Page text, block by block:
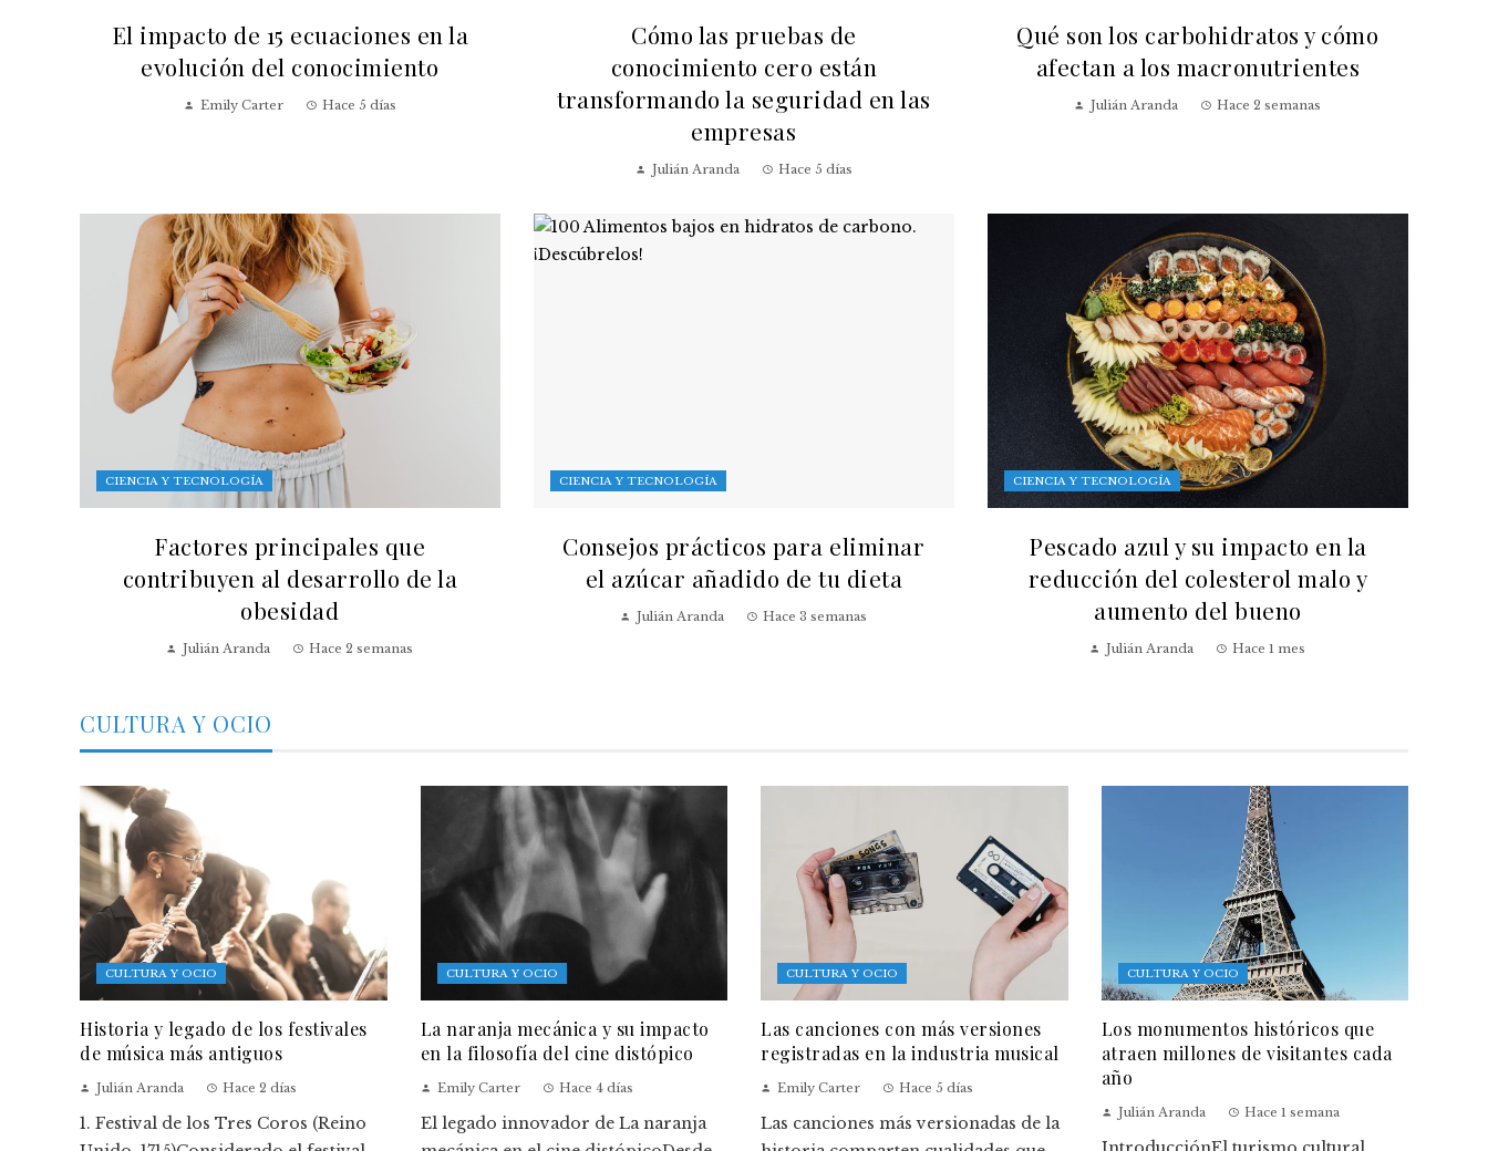
El impacto de 15 ecuaciones en la
evolución del conocimiento
Emily Carter Hace 5 días
Cómo las pruebas de
conocimiento cero están
transformando la seguridad en las
empresas
Julián Aranda Hace 5 días
Qué son los carbohidratos y cómo
afectan a los macronutrientes
Julián Aranda Hace 2 semanas
CIENCIA Y TECNOLOGÍA
Factores principales que
contribuyen al desarrollo de la
obesidad
Julián Aranda Hace 2 semanas
CIENCIA Y TECNOLOGÍA
Consejos prácticos para eliminar
el azúcar añadido de tu dieta
Julián Aranda Hace 3 semanas
CIENCIA Y TECNOLOGÍA
Pescado azul y su impacto en la
reducción del colesterol malo y
aumento del bueno
Julián Aranda Hace 1 mes
CULTURA Y OCIO
CULTURA Y OCIO
Historia y legado de los festivales
de música más antiguos
Julián Aranda Hace 2 días
1. Festival de los Tres Coros (Reino
CULTURA Y OCIO
La naranja mecánica y su impacto
en la filosofía del cine distópico
Emily Carter Hace 4 días
El legado innovador de La naranja
CULTURA Y OCIO
Las canciones con más versiones
registradas en la industria musical
Emily Carter Hace 5 días
Las canciones más versionadas de la
CULTURA Y OCIO
Los monumentos históricos que
atraen millones de visitantes cada
año
Julián Aranda Hace 1 semana